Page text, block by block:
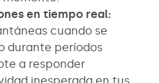
en tiempo real:
cuando se
durante períodos
a responder